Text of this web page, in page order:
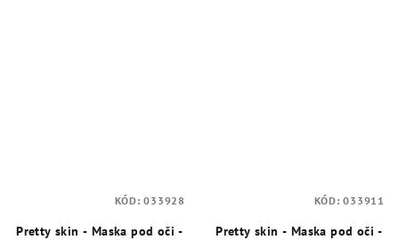
Pretty skin - Maska pod oči -
KÓD:033928
Pretty skin - Maska pod oči -
KÓD:033911